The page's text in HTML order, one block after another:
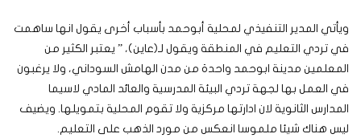
ويأتي المدير التنفيذي لمحلية أبوحمد بأسباب أخرى يقول انها ساهمت
في تردي التعليم في المنطقة ويقول لـ(عاين)، ” يعتبر الكثير من
المعلمين مدينة ابوحمد واحدة من مدن الهامش السوداني، ولا يرغبون
في العمل بها لجهة تردي البيئة المدرسية والعائد المادي لاسيما
المدارس الثانوية لان ادارتها مركزية ولا تقوم المحلية بتمويلها. ويضيف
ليس هناك شيئا ملموسا انعكس من مورد الذهب على التعليم.